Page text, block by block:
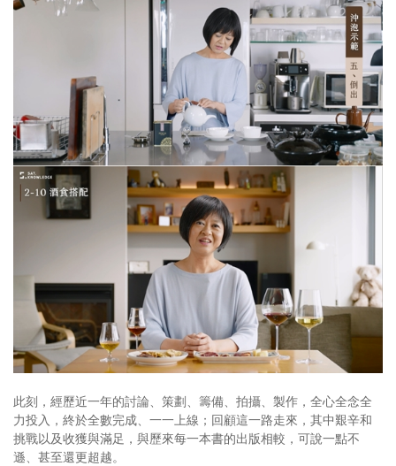
此刻，經歷近一年的討論、策劃、籌備、拍攝、製作，全心全念全
力投入，終於全數完成、一一上線；回顧這一路走來，其中艱辛和
挑戰以及收獲與滿足，與歷來每一本書的出版相較，可說一點不
遜、甚至還更超越。